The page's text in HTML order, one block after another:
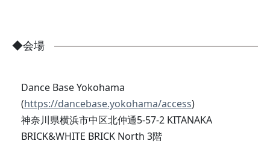
◆会場
Dance Base Yokohama
(https://dancebase.yokohama/access)
神奈川県横浜市中区北仲通5-57-2 KITANAKA
BRICK&WHITE BRICK North 3階